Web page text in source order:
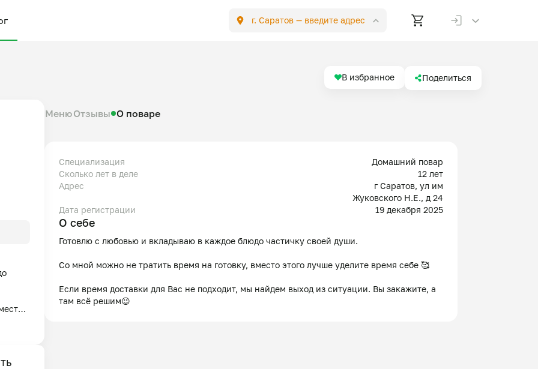
г. Саратов — введите адрес
В избранное Поделиться
МенюОтзывы О поваре
Специализация
Домашний повар
Сколько лет в деле
12 лет
Адрес
г Саратов, ул им
Жуковского Н.Е., д 24
Дата регистрации
19 декабря 2025
О себе
Готовлю с любовью и вкладываю в каждое блюдо частичку своей души.
Со мной можно не тратить время на готовку, вместо этого лучше уделите время себе 🥰
Если время доставки для Вас не подходит, мы найдем выход из ситуации. Вы закажите, а
там всё решим😉